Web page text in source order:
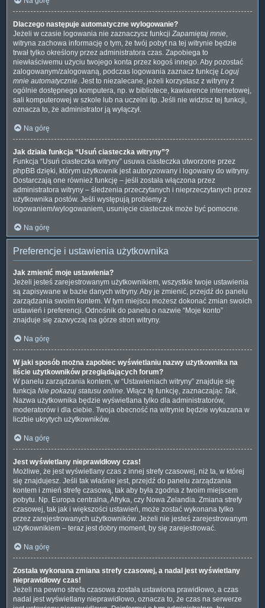
Dlaczego następuje automatyczne wylogowanie?
Jeżeli w czasie logowania nie zaznaczysz funkcji Zapamiętaj mnie,
witryna zachowa informację o tym, że twój pobyt na tej witrynie będzie
trwał tylko określony przez administratora czas. Zapobiega to
niewłaściwemu użyciu twojego konta przez kogoś innego. Aby pozostać
zalogowanym/zalogowaną, podczas logowania zaznacz funkcję Loguj
mnie automatycznie. Jest to niezalecane, jeżeli korzystasz z witryny z
ogólnie dostępnego komputera, np. w bibliotece, kawiarence internetowej,
sali komputerowej w szkole lub na uczelni itp. Jeśli nie widzisz tej funkcji,
oznacza to, że administrator ją wyłączył.
Na górę
Jak działa funkcja “Usuń ciasteczka witryny”?
Funkcja “Usuń ciasteczka witryny” usuwa ciasteczka utworzone przez
phpBB dzięki, którym użytkownik jest autoryzowany i logowany do witryny.
Dostarczają one również funkcję – jeśli została włączona przez
administratora witryny – śledzenia przeczytanych i nieprzeczytanych przez
użytkownika postów. Jeśli występują problemy z
logowaniem/wylogowaniem, usunięcie ciasteczek może być pomocne.
Na górę
Preferencje i ustawienia użytkownika
Jak zmienić moje ustawienia?
Jeżeli jesteś zarejestrowanym użytkownikiem, wszystkie twoje ustawienia
są zapisywane w bazie danych witryny. Aby je zmienić, przejdź do panelu
zarządzania swoim kontem. W tym miejscu możesz dokonać zmian swoich
ustawień i preferencji. Odnośnik do panelu o nazwie “Moje konto”
znajduje się zazwyczaj na górze stron witryny.
Na górę
W jaki sposób można zapobiec wyświetlaniu nazwy użytkownika na
liście użytkowników przeglądających forum?
W panelu zarządzania kontem, w “Ustawieniach witryny” znajduje się
funkcja Nie pokazuj statusu online. Włącz tę funkcję, zaznaczając Tak.
Nazwa użytkownika będzie wyświetlana tylko dla administratorów,
moderatorów i dla ciebie. Twoja obecność na witrynie będzie wykazana w
liczbie ukrytych użytkowników.
Na górę
Jest wyświetlany nieprawidłowy czas!
Możliwe, że jest wyświetlany czas z innej strefy czasowej, niż ta, w której
się znajdujesz. Jeśli tak właśnie jest, przejdź do panelu zarządzania
kontem i zmień strefę czasową, tak aby była zgodna z twoim miejscem
pobytu. Np. Europa centralna, Afryka, czy Nowa Zelandia. Zmiana strefy
czasowej, tak jak i większości ustawień, może zostać wykonana tylko
przez zarejestrowanych użytkowników. Jeżeli nie jesteś zarejestrowanym
użytkownikiem – teraz jest dobry moment, by się zarejestrować.
Na górę
Została wykonana zmiana strefy czasowej, a nadal jest wyświetlany
nieprawidłowy czas!
Jeżeli na pewno strefa czasowa została ustawiona prawidłowo, a czas
nadal jest wyświetlany nieprawidłowo, oznacza to, że czas na serwerze